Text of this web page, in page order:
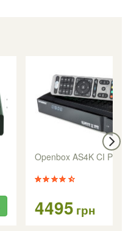
Openbox AS4K CI Pro+
4495 грн